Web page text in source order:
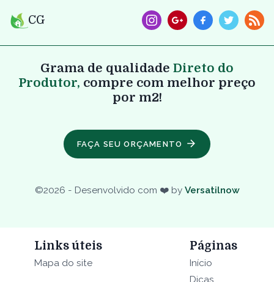
CG
Grama de qualidade Direto do
Produtor, compre com melhor preço
por m2!
FAÇA SEU ORÇAMENTO
©2026 - Desenvolvido com ❤️ by Versatilnow
Links úteis
Mapa do site
Páginas
Início
Dicas